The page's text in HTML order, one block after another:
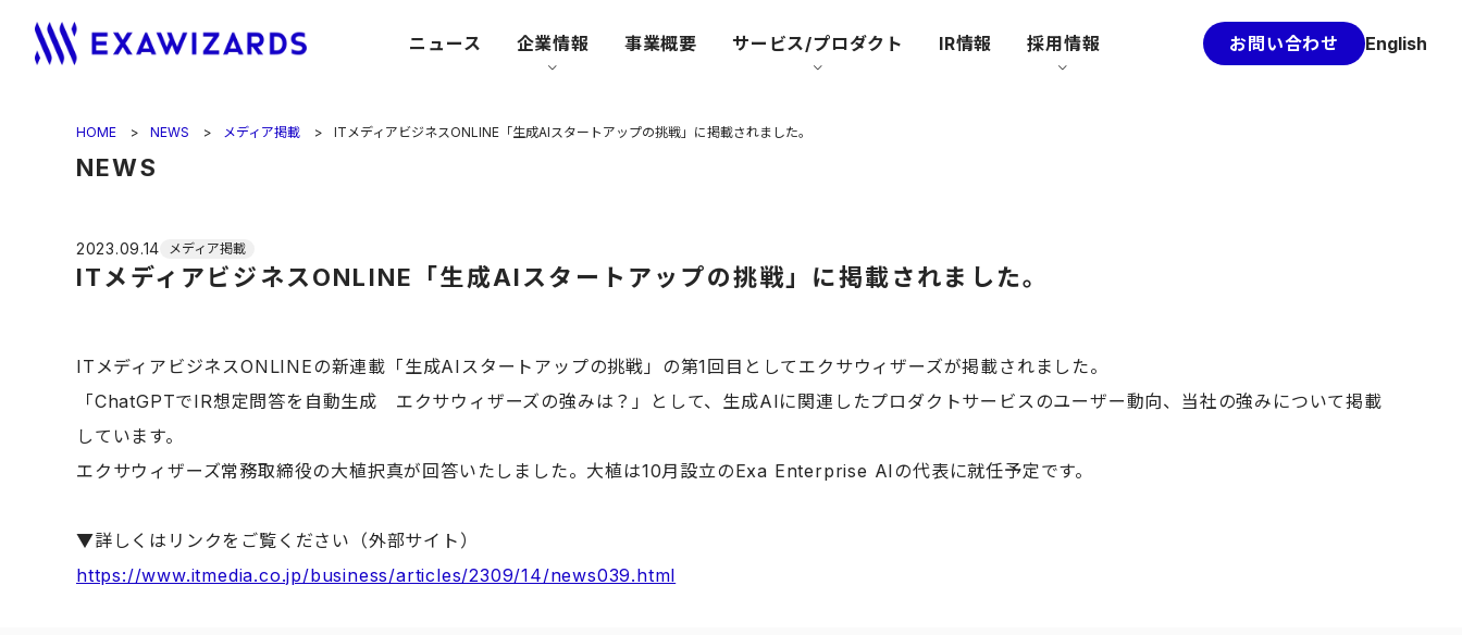
ニュース 企業情報 事業概要 サービス/プロダクト IR情報 採用情報 お問い合わせ English
HOME NEWS メディア掲載 ITメディアビジネスONLINE「生成AIスタートアップの挑戦」に掲載されました。
NEWS
2023.09.14 メディア掲載
ITメディアビジネスONLINE「生成AIスタートアップの挑戦」に掲載されました。
ITメディアビジネスONLINEの新連載「生成AIスタートアップの挑戦」の第1回目としてエクサウィザーズが掲載されました。
「ChatGPTでIR想定問答を自動生成 エクサウィザーズの強みは？」として、生成AIに関連したプロダクトサービスのユーザー動向、当社の強みについて掲載
しています。
エクサウィザーズ常務取締役の大植択真が回答いたしました。大植は10月設立のExa Enterprise AIの代表に就任予定です。
▼詳しくはリンクをご覧ください（外部サイト）
https://www.itmedia.co.jp/business/articles/2309/14/news039.html